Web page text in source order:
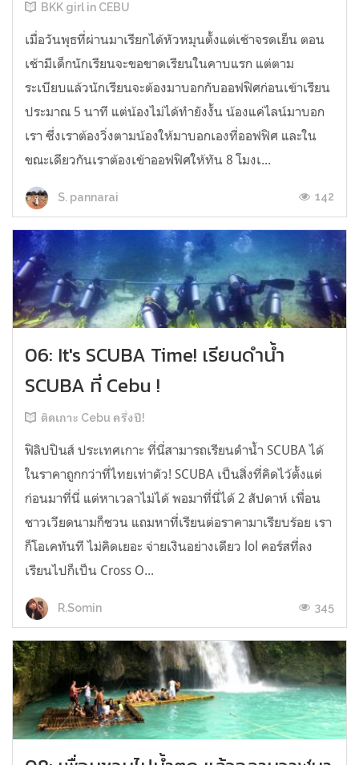
BKK girl in CEBU
เมื่อวันพุธที่ผ่านมาเรียกได้หัวหมุนตั้งแต่เช้าจรดเย็น ตอน
เช้ามีเด็กนักเรียนจะขอขาดเรียนในคาบแรก แต่ตาม
ระเบียบแล้วนักเรียนจะต้องมาบอกกับออฟฟิศก่อนเข้าเรียน
ประมาณ 5 นาที แต่น้องไม่ได้ทำยังงั้น น้องแค่ไลน์มาบอก
เรา ซึ่งเราต้องวิ่งตามน้องให้มาบอกเองที่ออฟฟิศ และใน
ขณะเดียวกันเราต้องเข้าออฟฟิศให้ทัน 8 โมงเ...
S. pannarai 142
06: It's SCUBA Time! เรียนดำน้ำ
SCUBA ที่ Cebu !
ติดเกาะ Cebu ครึ่งปี!
ฟิลิปปินส์ ประเทศเกาะ ที่นี่สามารถเรียนดำน้ำ SCUBA ได้
ในราคาถูกกว่าที่ไทยเท่าตัว! SCUBA เป็นสิ่งที่คิดไว้ตั้งแต่
ก่อนมาที่นี่ แต่หาเวลาไม่ได้ พอมาที่นี่ได้ 2 สัปดาห์ เพื่อน
ชาวเวียดนามก็ชวน แถมหาที่เรียนต่อราคามาเรียบร้อย เรา
ก็โอเคทันที ไม่คิดเยอะ จ่ายเงินอย่างเดียว lol คอร์สที่ลง
เรียนไปก็เป็น Cross O...
R.Somin 345